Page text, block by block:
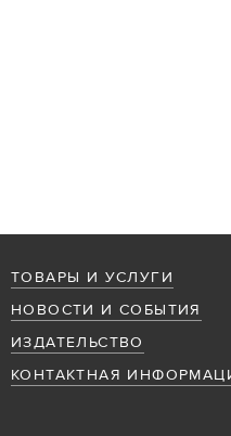
ТОВАРЫ И УСЛУГИ
НОВОСТИ И СОБЫТИЯ
ИЗДАТЕЛЬСТВО
КОНТАКТНАЯ